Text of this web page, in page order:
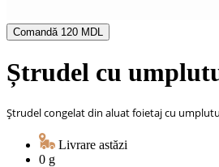
Comandă 120 MDL
Ștrudel cu
Ștrudel congelat din aluat foietaj cu
Livrare astăzi
0 g